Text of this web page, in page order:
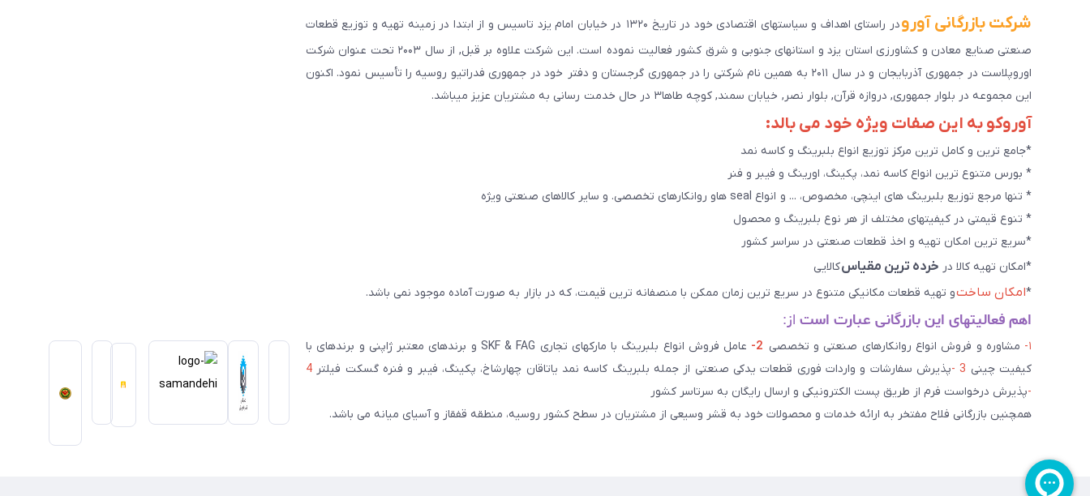
شرکت بازرگانی آورو
در راستای اهداف و سیاستهای اقتصادی خود در تاریخ ۱۳۲۰ در خیابان امام یزد تاسیس و از ابتدا در زمینه تهیه و توزیع قطعات
صنعتی صنایع معادن و کشاورزی استان یزد و استانهای جنوبی و شرق کشور فعالیت نموده است. این شرکت علاوه بر قبل, از سال ۲۰۰۳ تحت عنوان شرکت
اوروپلاست در جمهوری آذربایجان و در سال ۲۰۱۱ به همین نام شرکتی را در جمهوری گرجستان و دفتر خود در جمهوری فدراتیو روسیه را تأسیس نمود. اکنون
این مجموعه در بلوار جمهوری, دروازه قرآن, بلوار نصر, خیابان سمند, کوچه طاها۳ در حال خدمت رسانی به مشتریان عزیز میباشد.
آوروکو به این صفات ویژه خود می بالد:
*جامع ترین و کامل ترین مرکز توزیع انواع بلبرینگ و کاسه نمد
* بورس متنوع ترین انواع کاسه نمد، پکینگ، اورینگ و فیبر و فنر
* تنها مرجع توزیع بلبرینگ های اینچی، مخصوص، ... و انواع seal هاو روانکارهای تخصصی. و سایر کالاهای صنعتی ويژه
* تنوع قیمتی در کیفیتهای مختلف از هر نوع بلبرینگ و محصول
*سریع ترین امکان تهیه و اخذ قطعات صنعتی در سراسر کشور
*امکان تهیه کالا در خرده ترین مقیاسکالایی
*امکان ساختو تهیه قطعات مکانیکی متنوع در سریع ترین زمان ممکن با منصفانه ترین قیمت، که در بازار به صورت آماده موجود نمی باشد.
اهم فعالیتهای این بازرگانی عبارت است از:
۱- مشاوره و فروش انواع روانکارهای صنعتی و تخصصی 2-
عامل فروش انواع بلبرینگ با مارکهای تجاری SKF & FAG و برندهای معتبر ژاپنی و برندهای با
کیفیت چینی 3 - پذیرش سفارشات و واردات فوری قطعات یدکی صنعتی از جمله بلبرینگ کاسه نمد یاتاقان چهارشاخ، پکینگ، فیبر و فنره گسکت فیلتر 4
-پذیرش درخواست فرم از طریق پست الکترونیکی و ارسال رایگان به سرتاسر کشور
همچنین بازرگانی فلاح مفتخر به ارائه خدمات و محصولات خود به قشر وسیعی از مشتریان در سطح کشور روسیه، منطقه قفقاز و آسیای میانه می باشد.